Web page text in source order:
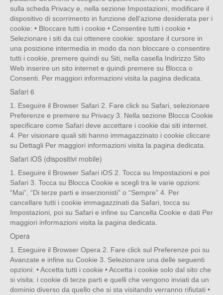
sulla scheda Privacy e, nella sezione Impostazioni, modificare il
dispositivo di scorrimento in funzione dell’azione desiderata per i
cookie: • Bloccare tutti i cookie • Consentire tutti i cookie •
Selezionare i siti da cui ottenere cookie: spostare il cursore in
una posizione intermedia in modo da non bloccare o consentire
tutti i cookie, premere quindi su Siti, nella casella Indirizzo Sito
Web inserire un sito internet e quindi premere su Blocca o
Consenti. Per maggiori informazioni visita la pagina dedicata.
Safari 6
1. Eseguire il Browser Safari 2. Fare click su Safari, selezionare
Preferenze e premere su Privacy 3. Nella sezione Blocca Cookie
specificare come Safari deve accettare i cookie dai siti internet.
4. Per visionare quali siti hanno immagazzinato i cookie cliccare
su Dettagli Per maggiori informazioni visita la pagina dedicata.
Safari iOS (dispositivi mobile)
1. Eseguire il Browser Safari iOS 2. Tocca su Impostazioni e poi
Safari 3. Tocca su Blocca Cookie e scegli tra le varie opzioni:
“Mai”, “Di terze parti e inserzionisti” o “Sempre” 4. Per
cancellare tutti i cookie immagazzinati da Safari, tocca su
Impostazioni, poi su Safari e infine su Cancella Cookie e dati Per
maggiori informazioni visita la pagina dedicata.
Opera
1. Eseguire il Browser Opera 2. Fare click sul Preferenze poi su
Avanzate e infine su Cookie 3. Selezionare una delle seguenti
opzioni: • Accetta tutti i cookie • Accetta i cookie solo dal sito che
si visita: i cookie di terze parti e quelli che vengono inviati da un
dominio diverso da quello che si sta visitando verranno rifiutati •